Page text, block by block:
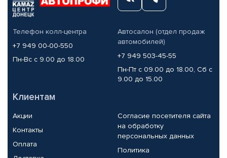
Телефон колл-центра
+7 949 00-00-550
Пн-Вс с 9.00 до 18.00
Автосалон (отдел продаж
автомобилей)
+7 949 503-45-55
Пн-Пт с 09.00 до 18.00, Сб с
9.00 до 15.00
Клиентам
Акции
Контакты
Оплата
Согласие посетителя сайта
на обработку
персональных данных
Политика